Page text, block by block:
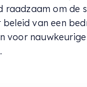
raadzaam om de
beleid van een
voor nauwkeurige